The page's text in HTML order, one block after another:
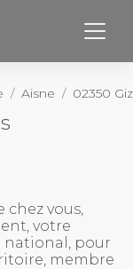
Aisne 02350
chez vous,
votre
national, pour
membre